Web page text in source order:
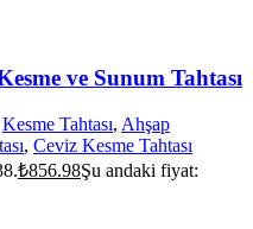
ve Sunum Tahtası
Kesme Tahtası, Ahşap
, Ceviz Kesme Tahtası
₺856.98Şu andaki fiyat: